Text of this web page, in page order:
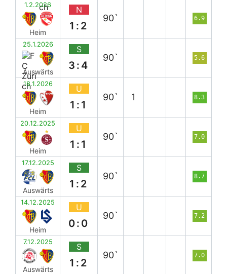
1.2.2026
Heim
N
1:2
90` 6.9
25.1.2026
Auswärts
S
3:4
90` 5.6
18.1.2026
Heim
U
1:1
90` 1 8.3
20.12.2025
Heim
U
1:1
90` 7.0
17.12.2025
Auswärts
S
1:2
90` 8.7
14.12.2025
Heim
U
0:0
90` 7.2
7.12.2025
Auswärts
S
1:2
90` 7.0